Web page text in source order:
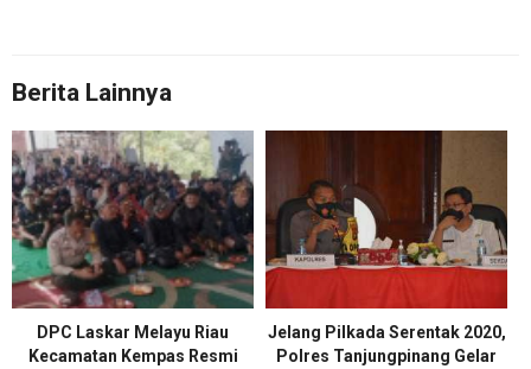
Berita Lainnya
DPC Laskar Melayu Riau
Kecamatan Kempas Resmi
Jelang Pilkada Serentak 2020,
Polres Tanjungpinang Gelar